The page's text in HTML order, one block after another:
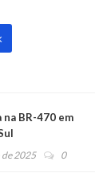
BR-470 em
de 2025 0